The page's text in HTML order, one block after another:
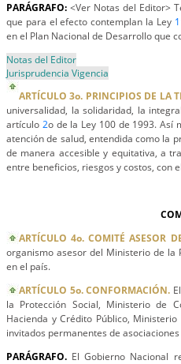
PARÁGRAFO: <Ver Notas del Editor>
que para el efecto contemplan la Ley
en el Plan Nacional de Desarrollo que
Notas del Editor
Jurisprudencia Vigencia
ARTÍCULO 3o. PRINCIPIOS DE LA
universalidad, la solidaridad, la
artículo 2o de la Ley 100 de 1993. Así
atención de salud, entendida como la
de manera accesible y equitativa, a
entre beneficios, riesgos y costos, con
ARTÍCULO 4o. COMITÉ ASESOR
organismo asesor del Ministerio de la
en el país.
ARTÍCULO 5o. CONFORMACIÓN.
la Protección Social, Ministerio de
Hacienda y Crédito Público,
invitados permanentes de
PARÁGRAFO. El Gobierno Nacional